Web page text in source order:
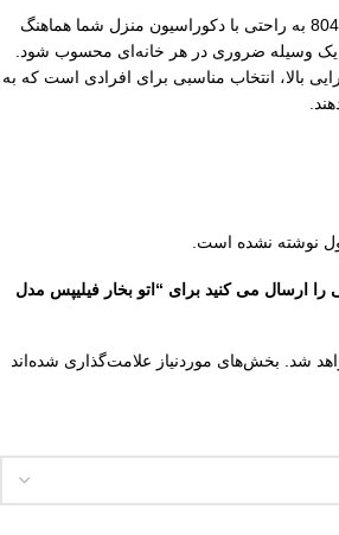
با طراحی زیبا و مدرن، اتو 8041 به راحتی با دکوراسیون منزل شما هماهنگ
یک وسیله ضروری در هر خانه‌ای محسوب شود.
بالا، انتخاب مناسبی برای افرادی است که به
نوشته نشده است.
را ارسال می کنید برای “اتو بخار فیلیپس مدل
شد. بخش‌های موردنیاز علامت‌گذاری شده‌اند